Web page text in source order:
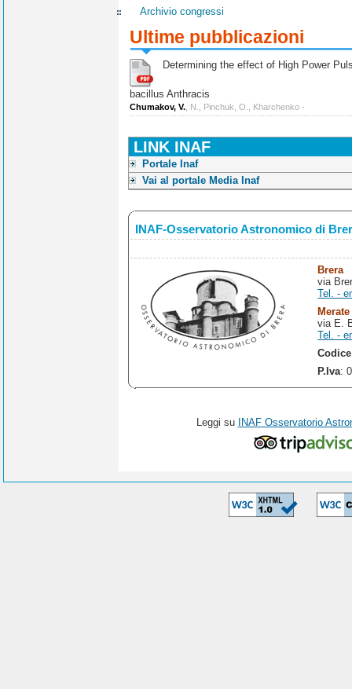
Archivio congressi
Ultime pubblicazioni
Determining the effect of High Power
bacillus Anthracis
Chumakov, V. , N., Pinchuk, O., Kharchenko -
LINK INAF
Portale Inaf
Vai al portale Media Inaf
INAF-Osservatorio Astronomico di
Brera
via
Tel. -
Merate
via E.
Tel. -
P.Iva:
Leggi su INAF Osservatorio